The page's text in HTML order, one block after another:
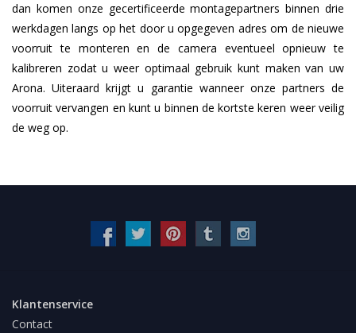
dan komen onze gecertificeerde montagepartners binnen drie
werkdagen langs op het door u opgegeven adres om de nieuwe
voorruit te monteren en de camera eventueel opnieuw te
kalibreren zodat u weer optimaal gebruik kunt maken van uw
Arona. Uiteraard krijgt u garantie wanneer onze partners de
voorruit vervangen en kunt u binnen de kortste keren weer veilig
de weg op.
Klantenservice
Contact